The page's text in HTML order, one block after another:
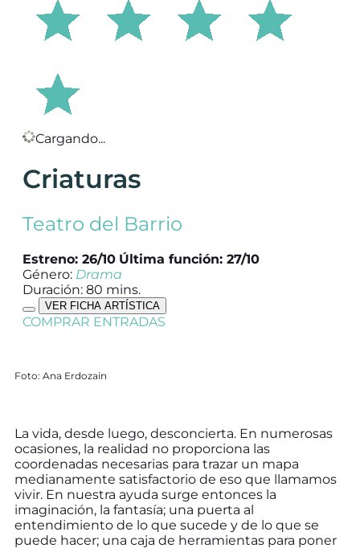
Cargando...
Criaturas
Teatro del Barrio
Estreno: 26/10 Última función: 27/10
Género: Drama
Duración: 80 mins.
VER FICHA ARTÍSTICA
COMPRAR ENTRADAS
Foto: Ana Erdozain
La vida, desde luego, desconcierta. En numerosas
ocasiones, la realidad no proporciona las
coordenadas necesarias para trazar un mapa
medianamente satisfactorio de eso que llamamos
vivir. En nuestra ayuda surge entonces la
imaginación, la fantasía; una puerta al
entendimiento de lo que sucede y de lo que se
puede hacer; una caja de herramientas para poner